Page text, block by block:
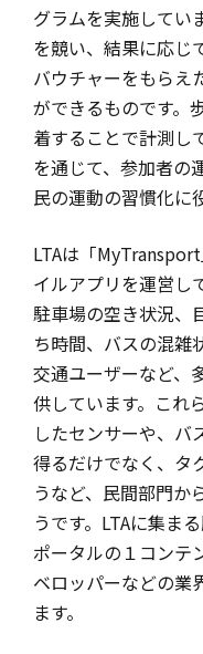
グラムを実施してい
を競い、結果に応じ
バウチャーをもらえ
ができるものです。
着することで計測し
を通じて、参加者の
民の運動の習慣化に
LTAは「
イルアプリを運営し
駐車場の空き状況、
ち時間、バスの混雑
交通ユーザーなど、
供しています。これ
したセンサーや、バ
得るだけでなく、タ
うなど、民間部門か
うです。LTAに集ま
ポータルの１コンテ
ベロッパーなどの業
ます。